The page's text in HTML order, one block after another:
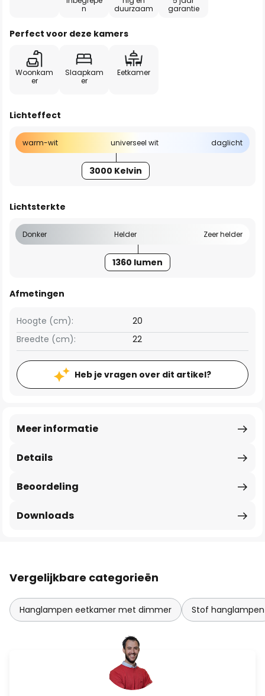
n
duurzaam
garantie
Perfect voor deze kamers
Woonkam
er
Slaapkam
er
Eetkamer
Lichteffect
warm-wit universeel wit daglicht
3000 Kelvin
Lichtsterkte
Donker Helder Zeer helder
1360 lumen
Afmetingen
Breedte (cm): 22
Hoogte (cm): 20
Heb je vragen over dit artikel?
Details
Meer informatie
Beoordeling
Downloads
Vergelijkbare categorieën
Hanglampen eetkamer met dimmer Stof hanglampen